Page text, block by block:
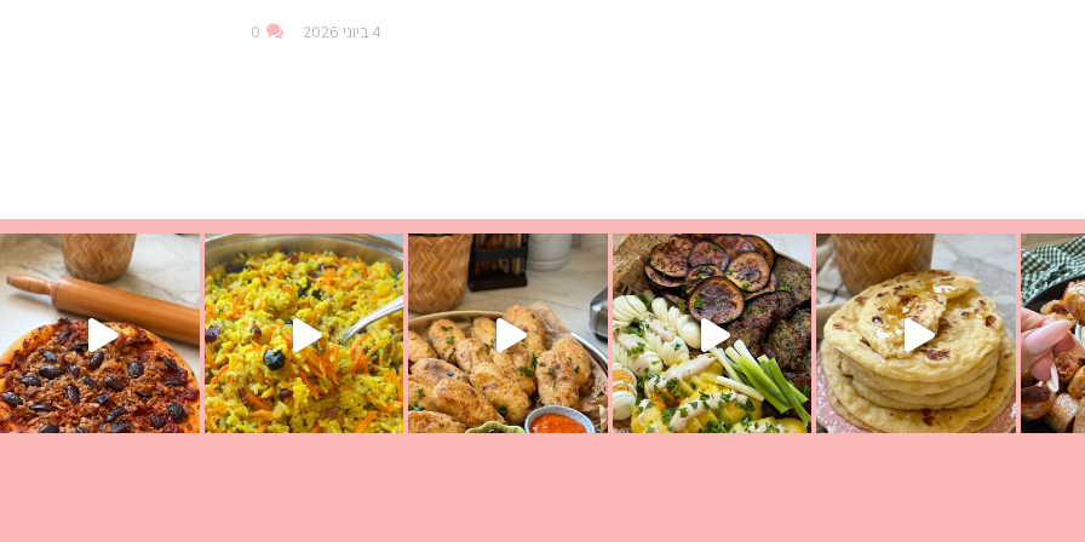
4 ביוני 2026 0
מעול
לאכול משהו אז מה בשבילכם? בפ
פסטל טוניסאי לתשעת הימים, חשבתי מה לחדש לכם ונראה
אורז יצירתי לתשעת הימים ולכבוד שבת קודשלמתכון
פיצה של תשעת הימים ולמה היא נקראת ככה? ההסבר בסרטו